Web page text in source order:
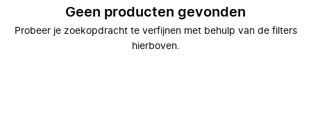
Geen producten gevonden
Probeer je zoekopdracht te verfijnen met behulp van de filters
hierboven.